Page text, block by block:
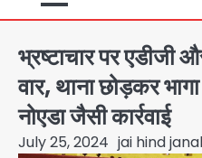
भ्रष्टाचार पर एडीजी
वार, थाना छोड़कर
नोएडा जैसी कार्रवाई
July 25, 2024 jai hind